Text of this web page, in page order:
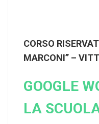
CORSO
MARCONI” –
GOOGLE
LA